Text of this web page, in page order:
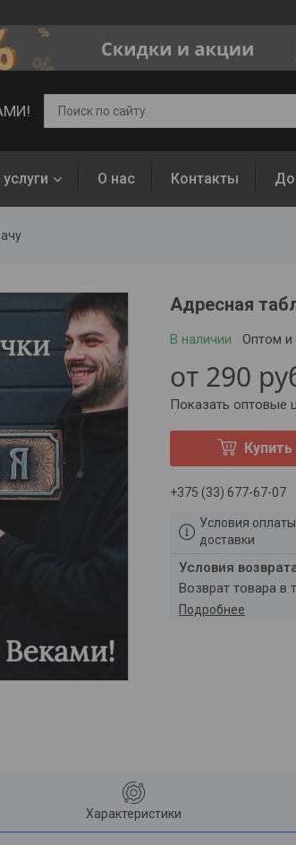
О нас Контакты
Адресная
В наличии Оптом и
от 290
Показать оптовые
Купить
+375 (33) 677-67-07
Условия
доставки
возврат товара в
Подробнее
Характеристики